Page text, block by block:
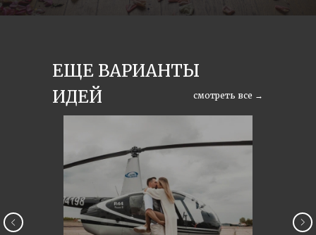
ЕЩЕ ВАРИАНТЫ
ИДЕЙ
смотреть все →